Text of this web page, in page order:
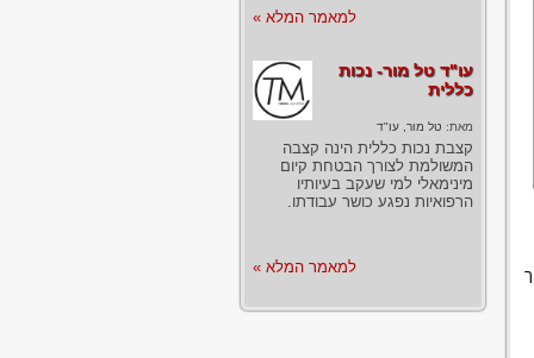
למאמר המלא »
עו"ד טל מור- נכות
כללית
מאת: טל מור, עו"ד
קצבת נכות כללית הינה קצבה
המשולמת לצורך הבטחת קיום
מינימאלי למי שעקב בעיותיו
הרפואיות נפגע כושר עבודתו.
למאמר המלא »